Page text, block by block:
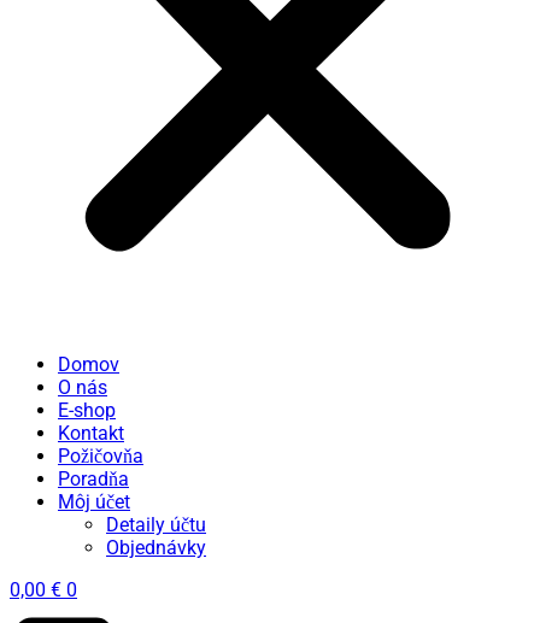
Domov
O nás
E-shop
Kontakt
Požičovňa
Poradňa
Môj účet
Detaily účtu
Objednávky
0,00 € 0